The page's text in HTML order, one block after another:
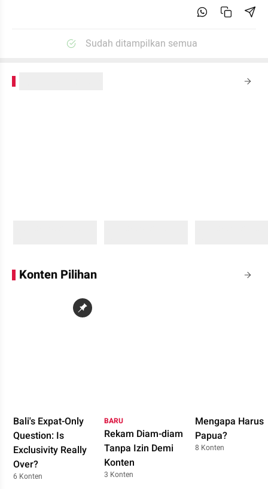
Sudah ditampilkan semua
Konten Pilihan
Bali's Expat-Only
Question: Is
Exclusivity Really
Over?
6 Konten
BARU
Rekam Diam-diam
Tanpa Izin Demi
Konten
3 Konten
Mengapa Harus
Papua?
8 Konten